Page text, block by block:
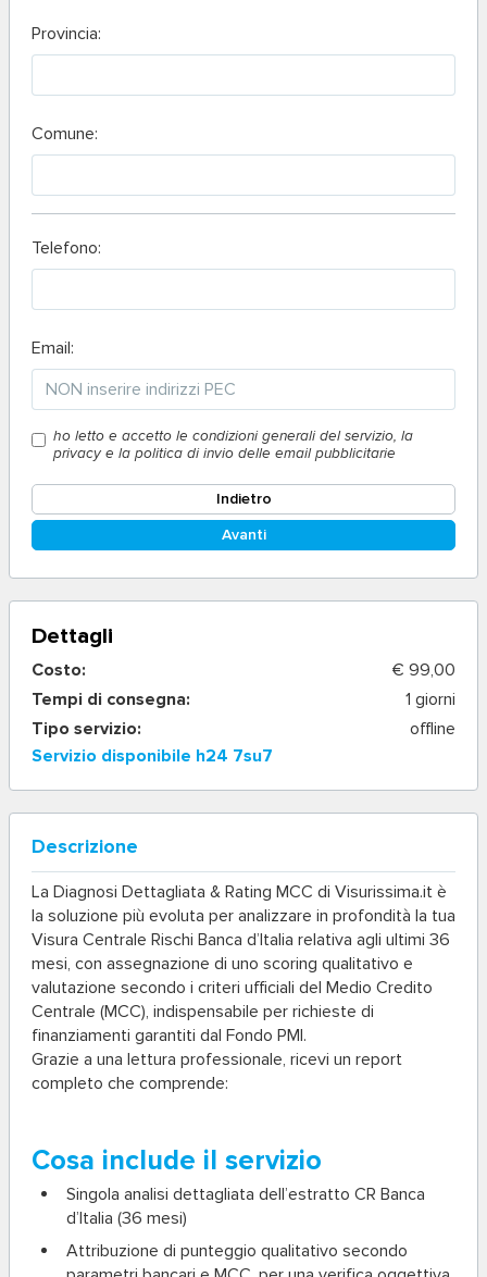
Provincia:
Comune:
Telefono:
Email:
ho letto e accetto le condizioni generali del servizio, la
privacy e la politica di invio delle email pubblicitarie
Indietro
Avanti
Dettagli
Costo:
€ 99,00
Tempi di consegna:
1 giorni
Tipo servizio:
offline
Servizio disponibile h24 7su7
Descrizione
La Diagnosi Dettagliata & Rating MCC di Visurissima.it è
la soluzione più evoluta per analizzare in profondità la tua
Visura Centrale Rischi Banca d’Italia relativa agli ultimi 36
mesi, con assegnazione di uno scoring qualitativo e
valutazione secondo i criteri ufficiali del Medio Credito
Centrale (MCC), indispensabile per richieste di
finanziamenti garantiti dal Fondo PMI.
Grazie a una lettura professionale, ricevi un report
completo che comprende:
Cosa include il servizio
Singola analisi dettagliata dell’estratto CR Banca
d’Italia (36 mesi)
Attribuzione di punteggio qualitativo secondo